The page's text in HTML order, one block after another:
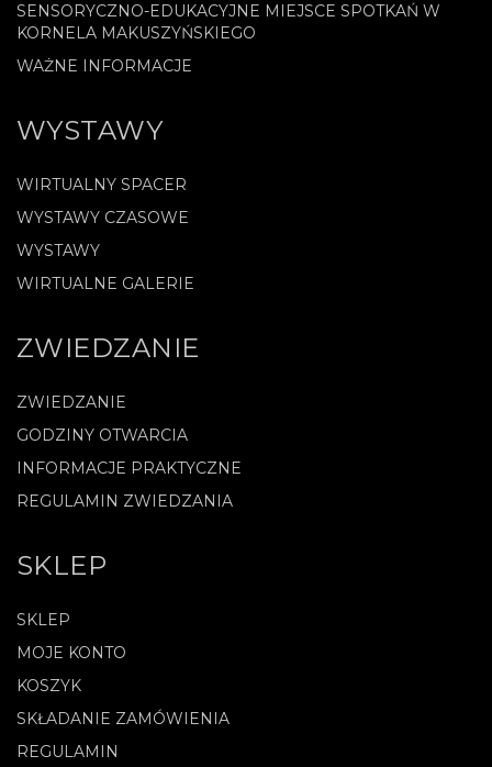
SENSORYCZNO-EDUKACYJNE MIEJSCE SPOTKAŃ W
KORNELA MAKUSZYŃSKIEGO
WAŻNE INFORMACJE
WYSTAWY
WIRTUALNY SPACER
WYSTAWY CZASOWE
WYSTAWY
WIRTUALNE GALERIE
ZWIEDZANIE
ZWIEDZANIE
GODZINY OTWARCIA
INFORMACJE PRAKTYCZNE
REGULAMIN ZWIEDZANIA
SKLEP
SKLEP
MOJE KONTO
KOSZYK
SKŁADANIE ZAMÓWIENIA
REGULAMIN